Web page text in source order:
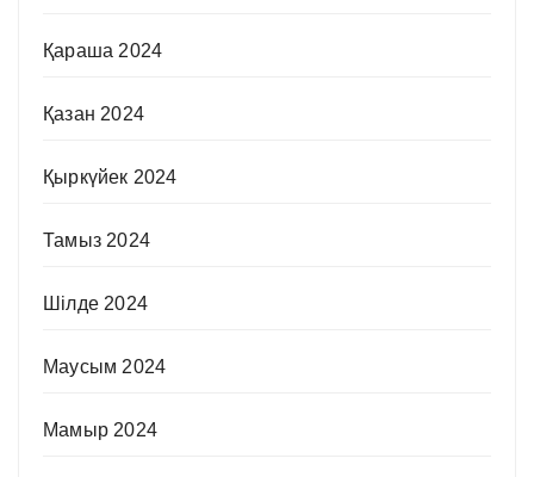
Қараша 2024
Қазан 2024
Қыркүйек 2024
Тамыз 2024
Шілде 2024
Маусым 2024
Мамыр 2024